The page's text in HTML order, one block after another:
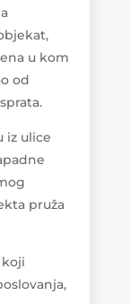
u kom
od
iz ulice
pruža